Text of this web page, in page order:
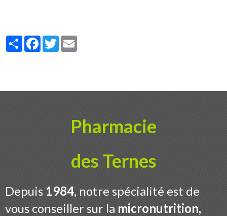
Partager
Facebook
Twitter
Pharmacie
des Ternes
Depuis 1984, notre spécialité est de
vous conseiller sur la micronutrition,